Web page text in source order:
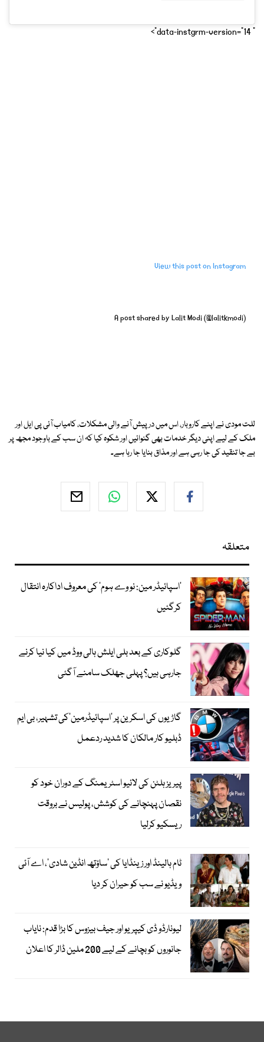
" data-instgrm-version="14">
View this post on Instagram
A post shared by Lalit Modi (@lalitkmodi)
للت مودی نے اپنے کاروبار، اس میں درپیش آنے والی مشکلات، کامیاب آئی پی ایل اور
ملک کے لیے اپنی دیگر خدمات بھی گنوائیں اور شکوہ کیا کہ ان سب کے باوجود مجھ پر
بے جا تنقید کی جا رہی ہے اور مذاق بنایا جا رہا ہے۔
متعلقہ
’اسپائیڈر مین: نو وے ہوم‘ کی معروف اداکارہ انتقال
کرگئیں
گلوکاری کے بعد بلی ایلش ہالی ووڈ میں کیا نیا کرنے
جارہی ہیں؟ پہلی جھلک سامنے آگئی
گاڑیوں کی اسکرین پر ’اسپائیڈرمین‘کی تشہیر، بی ایم
ڈبلیو کار مالکان کا شدید ردعمل
پیریز ہلٹن کی لائیو اسٹریمنگ کے دوران خود کو
نقصان پہنچانے کی کوشش، پولیس نے بروقت
ریسکیو کرلیا
ٹام ہالینڈ اور زینڈایا کی ’ساؤتھ انڈین شادی‘، اے آئی
ویڈیو نے سب کو حیران کر دیا
لیونارڈو ڈی کیپریو اور جیف بیزوس کا بڑا قدم: نایاب
جانوروں کو بچانے کے لیے 200 ملین ڈالر کا اعلان